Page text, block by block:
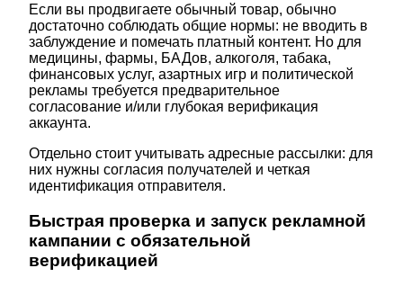
Если вы продвигаете обычный товар, обычно
достаточно соблюдать общие нормы: не вводить в
заблуждение и помечать платный контент. Но для
медицины, фармы, БАДов, алкоголя, табака,
финансовых услуг, азартных игр и политической
рекламы требуется предварительное
согласование и/или глубокая верификация
аккаунта.
Отдельно стоит учитывать адресные рассылки: для
них нужны согласия получателей и четкая
идентификация отправителя.
Быстрая проверка и запуск рекламной
кампании с обязательной
верификацией